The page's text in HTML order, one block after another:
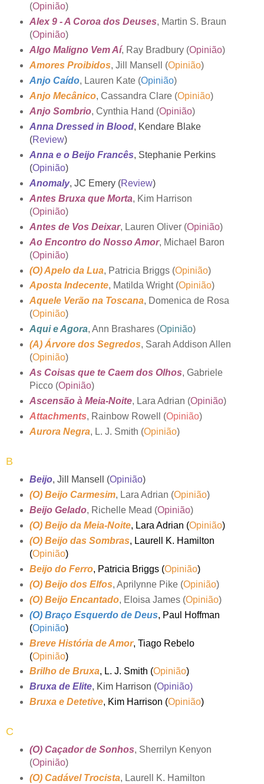
(Opinião)
Alex 9 - A Coroa dos Deuses, Martin S. Braun
(Opinião)
Algo Maligno Vem Aí, Ray Bradbury (Opinião)
Amores Proibidos, Jill Mansell (Opinião)
Anjo Caído, Lauren Kate (Opinião)
Anjo Mecânico, Cassandra Clare (Opinião)
Anjo Sombrio, Cynthia Hand (Opinião)
Anna Dressed in Blood, Kendare Blake
(Review)
Anna e o Beijo Francês, Stephanie Perkins
(Opinião)
Anomaly, JC Emery (Review)
Antes Bruxa que Morta, Kim Harrison
(Opinião)
Antes de Vos Deixar, Lauren Oliver (Opinião)
Ao Encontro do Nosso Amor, Michael Baron
(Opinião)
(O) Apelo da Lua, Patricia Briggs (Opinião)
Aposta Indecente, Matilda Wright (Opinião)
Aquele Verão na Toscana, Domenica de Rosa
(Opinião)
Aqui e Agora, Ann Brashares (Opinião)
(A) Árvore dos Segredos, Sarah Addison Allen
(Opinião)
As Coisas que te Caem dos Olhos, Gabriele
Picco (Opinião)
Ascensão à Meia-Noite, Lara Adrian (Opinião)
Attachments, Rainbow Rowell (Opinião)
Aurora Negra, L. J. Smith (Opinião)
B
Beijo, Jill Mansell (Opinião)
(O) Beijo Carmesim, Lara Adrian (Opinião)
Beijo Gelado, Richelle Mead (Opinião)
(O) Beijo da Meia-Noite, Lara Adrian (Opinião)
(O) Beijo das Sombras, Laurell K. Hamilton
(Opinião)
Beijo do Ferro, Patricia Briggs (Opinião)
(O) Beijo dos Elfos, Aprilynne Pike (Opinião)
(O) Beijo Encantado, Eloisa James (Opinião)
(O) Braço Esquerdo de Deus, Paul Hoffman
(Opinião)
Breve História de Amor, Tiago Rebelo
(Opinião)
Brilho de Bruxa, L. J. Smith (Opinião)
Bruxa de Elite, Kim Harrison (Opinião)
Bruxa e Detetive, Kim Harrison (Opinião)
C
(O) Caçador de Sonhos, Sherrilyn Kenyon
(Opinião)
(O) Cadável Trocista, Laurell K. Hamilton